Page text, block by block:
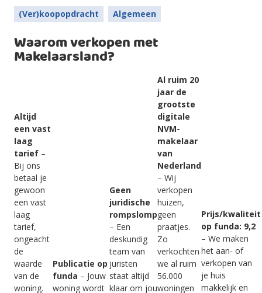
(Ver)koopopdracht Algemeen
Waarom verkopen met
Makelaarsland?
Altijd
een vast
laag
tarief –
Bij ons
betaal je
gewoon
een vast
laag
tarief,
ongeacht
de
waarde
van de
woning.
Publicatie op
funda – Jouw
woning wordt
Geen
juridische
rompslomp
– Een
deskundig
team van
juristen
staat altijd
klaar om jou
Al ruim 20
jaar de
grootste
digitale
NVM-
makelaar
van
Nederland
– Wij
verkopen
huizen,
geen
praatjes.
Zo
verkochten
we al ruim
56.000
woningen
Prijs/kwaliteit
op funda: 9,2
– We maken
het aan- of
verkopen van
je huis
makkelijk en